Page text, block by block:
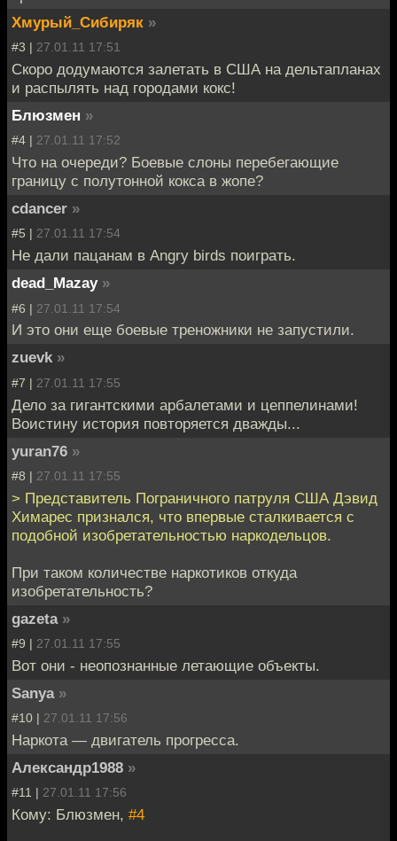
Хмурый_Сибиряк »
#3 | 27.01.11 17:51
Скоро додумаются залетать в США на дельтапланах
и распылять над городами кокс!
Блюзмен »
#4 | 27.01.11 17:52
Что на очереди? Боевые слоны перебегающие
границу с полутонной кокса в жопе?
cdancer »
#5 | 27.01.11 17:54
Не дали пацанам в Angry birds поиграть.
dead_Mazay »
#6 | 27.01.11 17:54
И это они еще боевые треножники не запустили.
zuevk »
#7 | 27.01.11 17:55
Дело за гигантскими арбалетами и цеппелинами!
Воистину история повторяется дважды...
yuran76 »
#8 | 27.01.11 17:55
> Представитель Пограничного патруля США Дэвид
Химарес признался, что впервые сталкивается с
подобной изобретательностью наркодельцов.
При таком количестве наркотиков откуда
изобретательность?
gazeta »
#9 | 27.01.11 17:55
Вот они - неопознанные летающие объекты.
Sanya »
#10 | 27.01.11 17:56
Наркота — двигатель прогресса.
Александр1988 »
#11 | 27.01.11 17:56
Кому: Блюзмен, #4